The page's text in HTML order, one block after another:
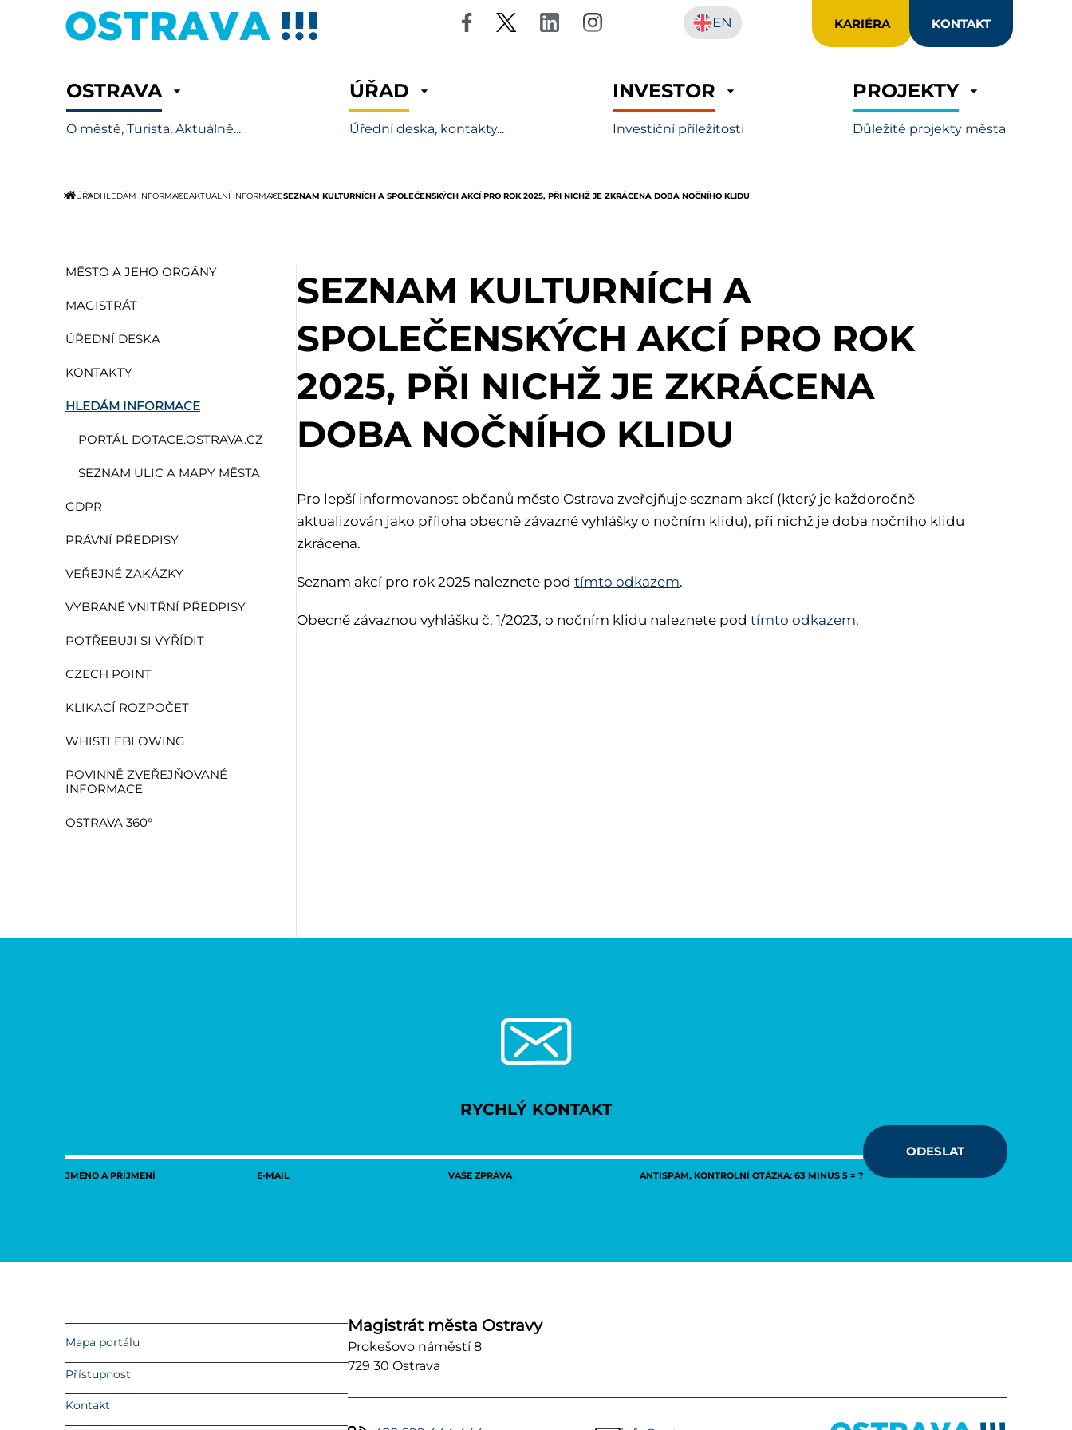
KARIÉRA KONTAKT
EN
OSTRAVA
O městě, Turista, Aktuálně...
ÚŘAD
Úřední deska, kontakty...
INVESTOR
Investiční příležitosti
PROJEKTY
Důležité projekty města
ÚŘADHLEDÁM INFORMACEAKTUÁLNÍ INFORMACESEZNAM KULTURNÍCH A SPOLEČENSKÝCH AKCÍ PRO ROK 2025, PŘI NICHŽ JE ZKRÁCENA DOBA NOČNÍHO KLIDU
MĚSTO A JEHO ORGÁNY
MAGISTRÁT
ÚŘEDNÍ DESKA
KONTAKTY
HLEDÁM INFORMACE
PORTÁL DOTACE.OSTRAVA.CZ
SEZNAM ULIC A MAPY MĚSTA
GDPR
PRÁVNÍ PŘEDPISY
VEŘEJNÉ ZAKÁZKY
VYBRANÉ VNITŘNÍ PŘEDPISY
POTŘEBUJI SI VYŘÍDIT
CZECH POINT
KLIKACÍ ROZPOČET
WHISTLEBLOWING
POVINNĚ ZVEŘEJŇOVANÉ
INFORMACE
OSTRAVA 360°
SEZNAM KULTURNÍCH A
SPOLEČENSKÝCH AKCÍ PRO ROK
2025, PŘI NICHŽ JE ZKRÁCENA
DOBA NOČNÍHO KLIDU
Pro lepší informovanost občanů město Ostrava zveřejňuje seznam akcí (který je každoročně
aktualizován jako příloha obecně závazné vyhlášky o nočním klidu), při nichž je doba nočního klidu
zkrácena.
Seznam akcí pro rok 2025 naleznete pod tímto odkazem.
Obecně závaznou vyhlášku č. 1/2023, o nočním klidu naleznete pod tímto odkazem.
RYCHLÝ KONTAKT
JMÉNO A PŘÍJMENÍ E-MAIL VAŠE ZPRÁVA ANTISPAM, KONTROLNÍ OTÁZKA: 63 MINUS 5 = ?
ODESLAT
Mapa portálu
Přístupnost
Kontakt
Magistrát města Ostravy
Prokešovo náměstí 8
729 30 Ostrava